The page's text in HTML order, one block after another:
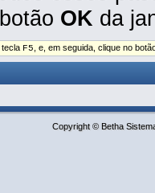
OK da
F5 , e, em seguida, clique no
Copyright © Betha